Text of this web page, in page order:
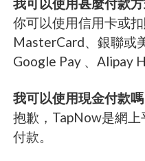
你可以使用信用卡或扣
MasterCard、銀聯或
Google Pay 、Alipay
我可以使用現金付款嗎
抱歉，TapNow是網
付款。